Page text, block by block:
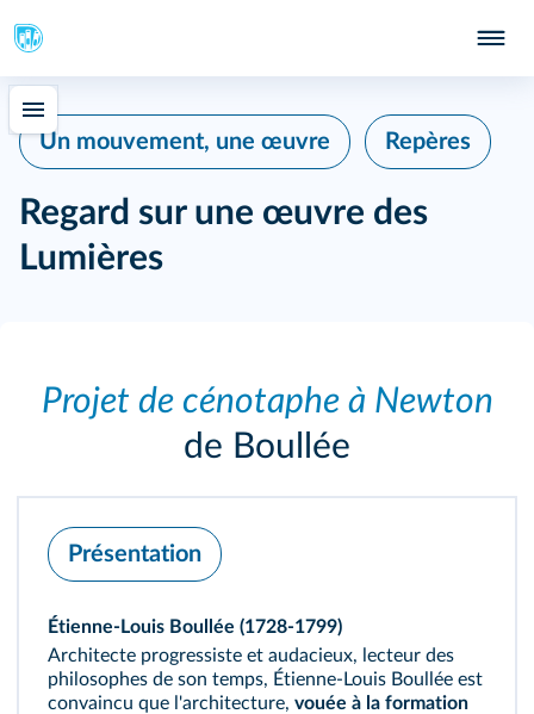
Un mouvement, une œuvre Repères
Regard sur une œuvre des
Lumières
Projet de cénotaphe à Newton
de Boullée
Présentation
Étienne-Louis Boullée (1728‑1799)
Architecte progressiste et audacieux, lecteur des
philosophes de son temps, Étienne‑Louis Boullée est
convaincu que l'architecture, vouée à la formation